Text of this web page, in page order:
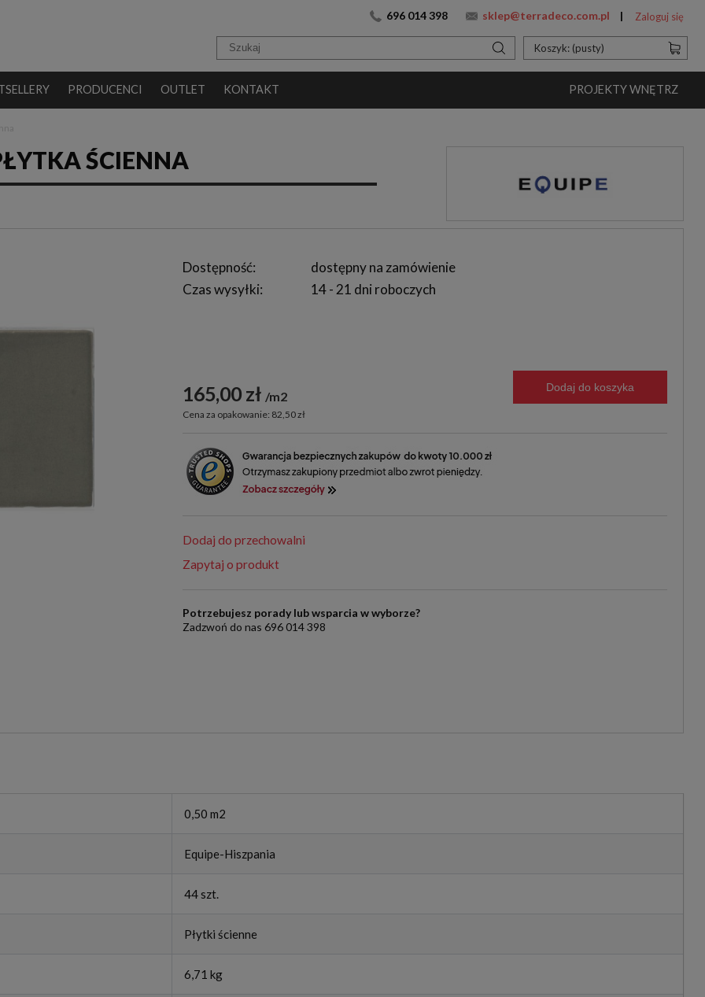
696 014 398 sklep@terradeco.com.pl Zaloguj się
Koszyk: (pusty)
PRODUCENCI OUTLET KONTAKT PROJEKTY WNĘTRZ
ŚCIENNA
Dostępność:
dostępny na zamówienie
Czas wysyłki:
14 - 21 dni roboczych
165,00 zł m2
Cena za opakowanie: 82,50 zł
Dodaj do koszyka
Dodaj do przechowalni
Zapytaj o produkt
Potrzebujesz porady lub wsparcia w wyborze?
Zadzwoń do nas 696 014 398
0,50 m2
Equipe-Hiszpania
44 szt.
Płytki ścienne
6,71 kg